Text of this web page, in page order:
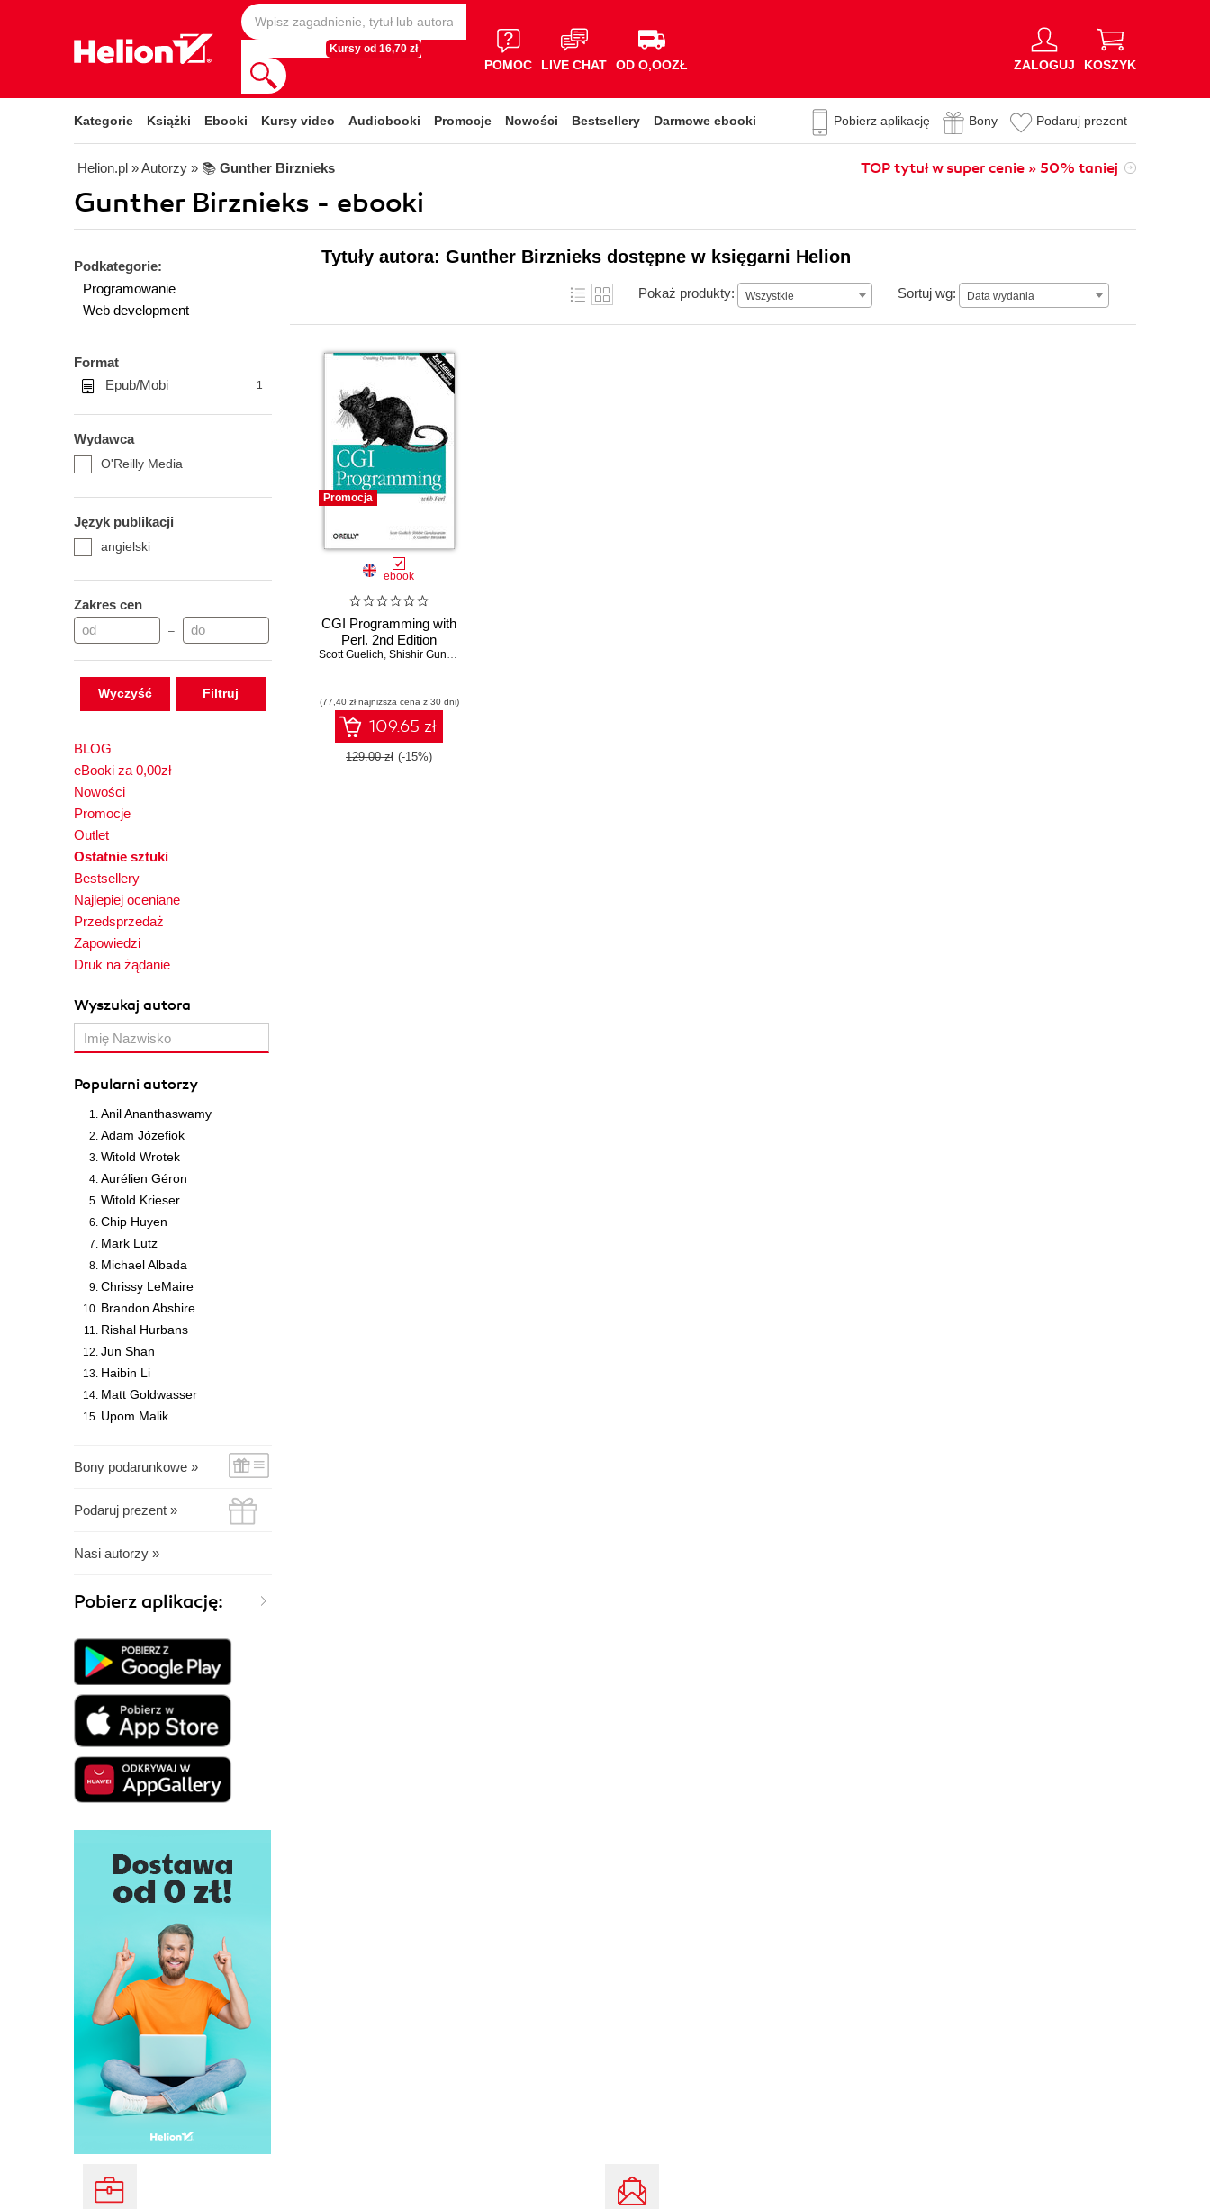
Kursy od 16,70 zł
POMOC LIVE CHAT OD O,OOZŁ ZALOGUJ KOSZYK
Kategorie Książki Ebooki Kursy video Audiobooki Promocje Nowości Bestsellery Darmowe ebooki Pobierz aplikację Bony Podaruj prezent
Helion.pl » Autorzy » 📚 Gunther Birznieks TOP tytuł w super cenie » 50% taniej
Gunther Birznieks - ebooki
Podkategorie:
Programowanie
Web development
Format
Epub/Mobi
1
Wydawca
O'Reilly Media
Język publikacji
angielski
Zakres cen
–
Wyczyść
BLOG
eBooki za 0,00zł
Nowości
Promocje
Outlet
Ostatnie sztuki
Bestsellery
Najlepiej oceniane
Przedsprzedaż
Zapowiedzi
Druk na żądanie
Wyszukaj autora
Popularni autorzy
Anil Ananthaswamy
Adam Józefiok
Witold Wrotek
Aurélien Géron
Witold Krieser
Chip Huyen
Mark Lutz
Michael Albada
Chrissy LeMaire
Brandon Abshire
Rishal Hurbans
Jun Shan
Haibin Li
Matt Goldwasser
Upom Malik
Bony podarunkowe »
Podaruj prezent »
Nasi autorzy »
Pobierz aplikację:
Tytuły autora: Gunther Birznieks dostępne w księgarni Helion
Pokaż produkty: Wszystkie Sortuj wg: Data wydania
Data wydania
Promocja
ebook
CGI Programming with
Perl. 2nd Edition
Scott Guelich, Shishir Gundavaram
(77,40 zł najniższa cena z 30 dni)
109.65 zł
129.00 zł (-15%)